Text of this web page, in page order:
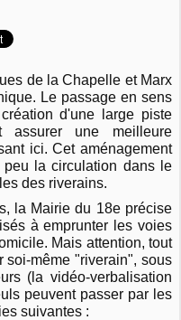
de la Chapelle et Marx
Le passage en sens
d'une large piste
assurer une meilleure
ici. Cet aménagement
la circulation dans le
des riverains.
la Mairie du 18e précise
à emprunter les voies
Mais attention, tout
soi-même "riverain", sous
(la vidéo-verbalisation
peuvent passer par les
suivantes :